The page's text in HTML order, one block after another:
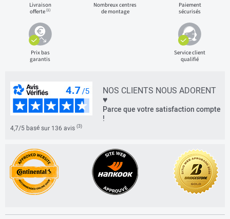
Livraison
offerte(1)
Nombreux centres
de montage
Paiement
sécurisés
Prix bas
garantis
Service client
qualifié
NOS CLIENTS NOUS ADORENT
♥
Parce que votre satisfaction compte
!
4,7/5 basé sur 136 avis (3)